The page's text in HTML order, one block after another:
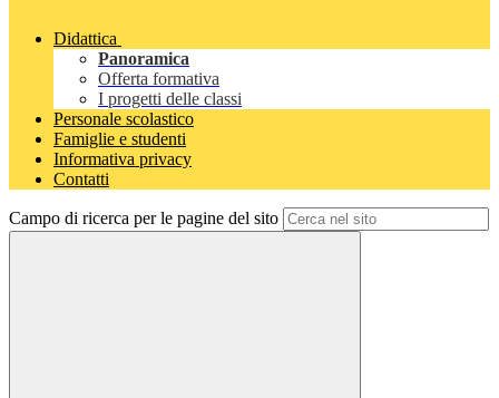
Didattica
Panoramica
Offerta formativa
I progetti delle classi
Personale scolastico
Famiglie e studenti
Informativa privacy
Contatti
Campo di ricerca per le pagine del sito